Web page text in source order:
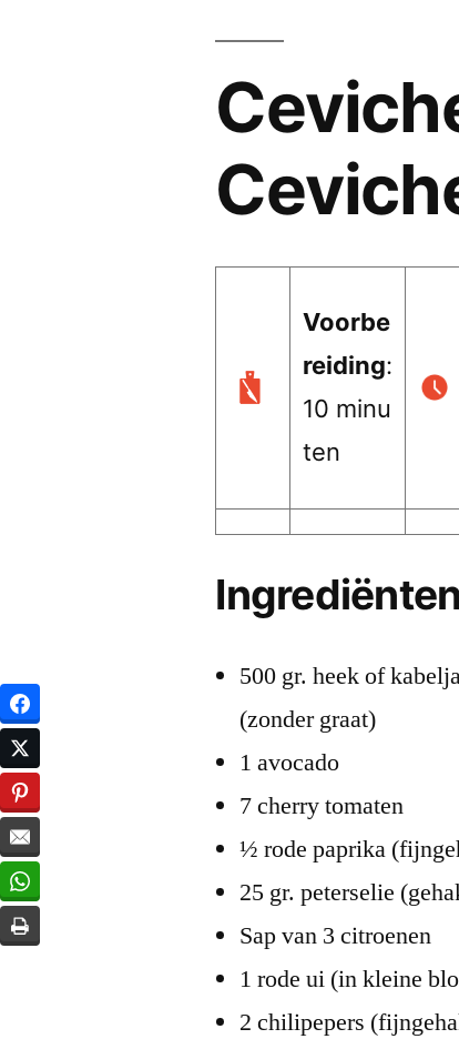
Voorbe
reiding:
10 minu
ten
Ingrediënten
500 gr. heek of
(zonder graat)
1 avocado
7 cherry tomaten
½ rode paprika
25 gr. peterselie
Sap van 3 citroenen
1 rode ui (in kleine
2 chilipepers